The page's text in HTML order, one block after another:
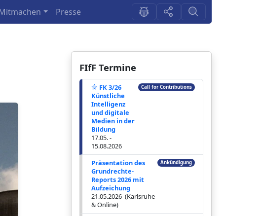
Presse
FIfF Termine
FK 3/26
Künstliche
Intelligenz
und digitale
Medien in der
Bildung
17.05. -
15.08.2026
Call for Contributions
Präsentation des
Grundrechte-
Reports 2026 mit
Aufzeichung
21.05.2026 (Karlsruhe
& Online)
Ankündigung